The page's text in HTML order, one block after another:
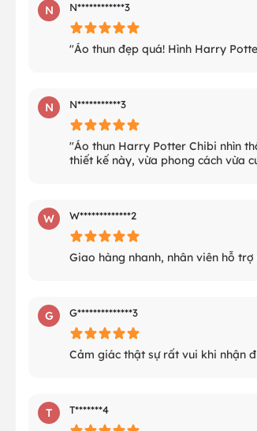
N N************3
"Áo thun đẹp quá! Hình Harry
N N***********3
"Áo thun Harry Potter Chibi nhìn
thiết kế này, vừa phong cách vừa
W W*************2
Giao hàng nhanh, nhân viên hỗ
G G**************3
Cảm giác thật sự rất vui khi nhận
T T*******4